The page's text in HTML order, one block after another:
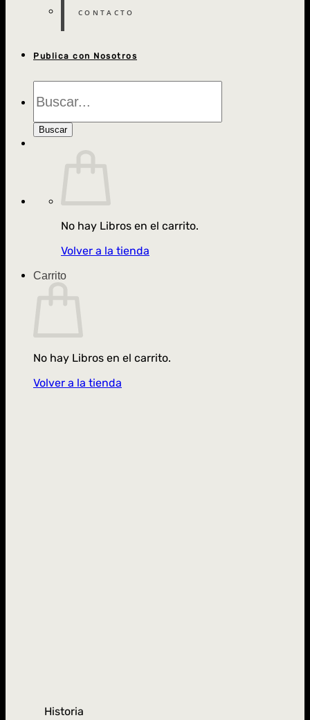
CONTACTO
Publica con Nosotros
de
Buscar
No hay Libros en el carrito.
Volver a la tienda
Carrito
No hay Libros en el carrito.
Volver a la tienda
Historia